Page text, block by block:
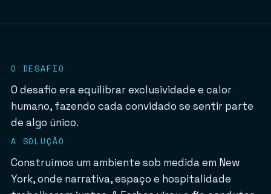
O DESAFIO
O desafio era equilibrar exclusividade e calor
humano, fazendo cada convidado se sentir parte
de algo único.
A SOLUÇÃO
Construímos um ambiente sob medida em New
York, onde narrativa, espaço e hospitalidade